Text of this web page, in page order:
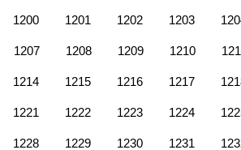
1200 1201 1202 1203
1207 1208 1209 1210
1214 1215 1216 1217
1221 1222 1223 1224
1228 1229 1230 1231